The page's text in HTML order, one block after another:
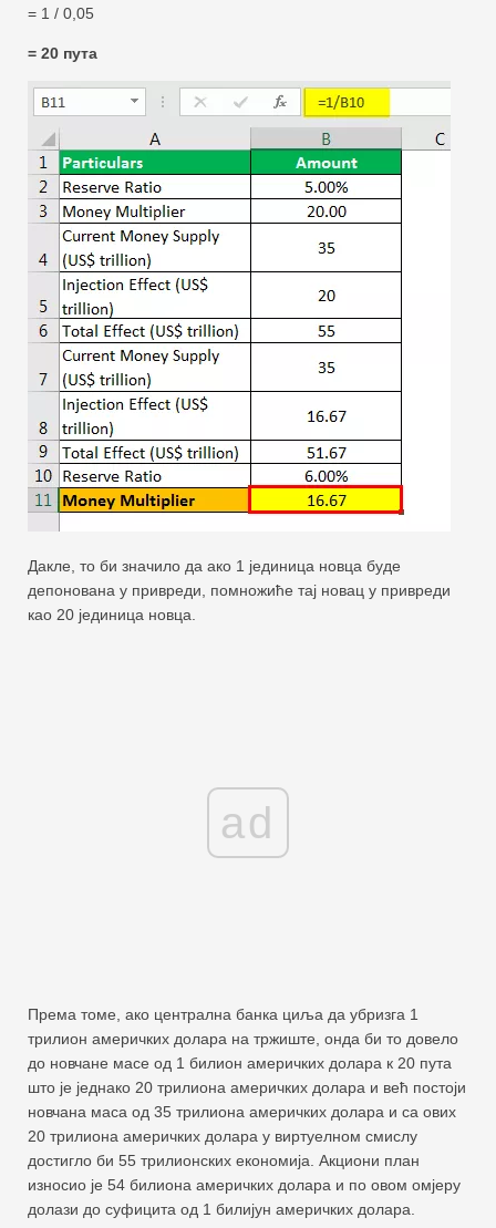
= 1 / 0,05
= 20 пута
Дакле, то би значило да ако 1 јединица новца буде
депонована у привреди, помножиће тај новац у привреди
као 20 јединица новца.
ad
Према томе, ако централна банка циља да убризга 1
трилион америчких долара на тржиште, онда би то довело
до новчане масе од 1 билион америчких долара к 20 пута
што је једнако 20 трилиона америчких долара и већ постоји
новчана маса од 35 трилиона америчких долара и са ових
20 трилиона америчких долара у виртуелном смислу
достигло би 55 трилионских економија. Акциони план
износио је 54 билиона америчких долара и по овом омјеру
долази до суфицита од 1 билијун америчких долара.